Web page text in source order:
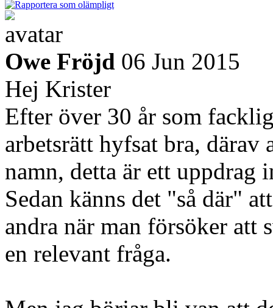
Owe Fröjd 06 Jun 2015
Hej Krister
Efter över 30 år som
arbetsrätt hyfsat bra,
namn, detta är ett uppdrag
Sedan känns det "så där"
andra när man försöker att
en relevant fråga.